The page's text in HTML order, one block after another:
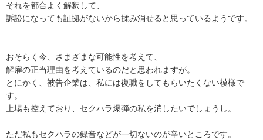
それを都合よく解釈して、
訴訟になっても証拠がないから揉み消せると思っているようです。
おそらく今、さまざまな可能性を考えて、
解雇の正当理由を考えているのだと思われますが。
とにかく、被告企業は、私には復職をしてもらいたくない模様で
す。
上場も控えており、セクハラ爆弾の私を消したいでしょうし。
ただ私もセクハラの録音などが一切ないのが辛いところです。